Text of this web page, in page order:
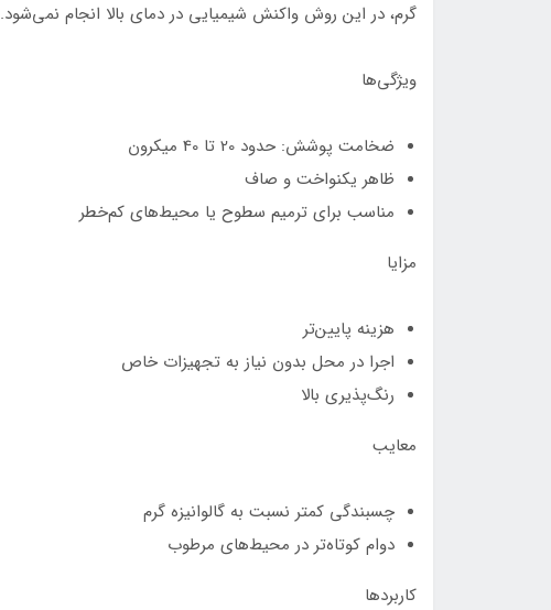
گرم، در این روش واکنش شیمیایی در دمای بالا انجام نمی‌شود.
ویژگی‌ها
ضخامت پوشش: حدود 20 تا 40 میکرون
ظاهر یکنواخت و صاف
مناسب برای ترمیم سطوح یا محیط‌های کم‌خطر
مزایا
هزینه پایین‌تر
اجرا در محل بدون نیاز به تجهیزات خاص
رنگ‌پذیری بالا
معایب
چسبندگی کمتر نسبت به گالوانیزه گرم
دوام کوتاه‌تر در محیط‌های مرطوب
کاربردها